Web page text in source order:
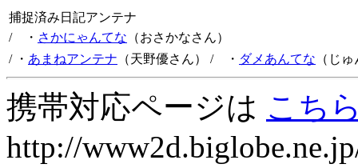
捕捉済み日記アンテナ
/ ・ さかにゃんてな （おさかなさん）
/ ・ あまねアンテナ （天野優さん） / ・ ダメあんてな （じ
携帯対応ページは こち
http://